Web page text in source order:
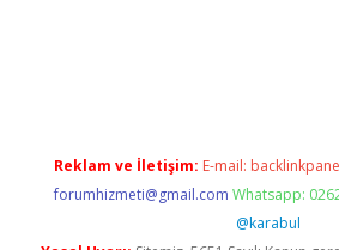
Reklam ve İletişim: E-mail:
forumhizmeti@gmail.com Whatsapp:
@karabul